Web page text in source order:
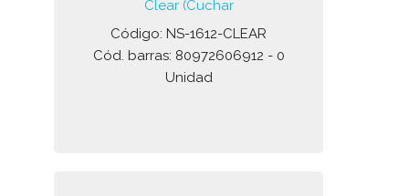
Clear (Cuchar
Código: NS-1612-CLEAR
Cód. barras: 80972606912 - 0
Unidad